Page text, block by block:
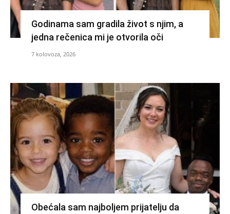
Godinama sam gradila život s njim, a
jedna rečenica mi je otvorila oči
7 kolovoza, 2026
Obećala sam najboljem prijatelju da